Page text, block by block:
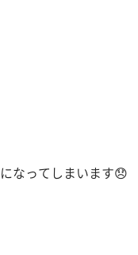
になってしまいます😞